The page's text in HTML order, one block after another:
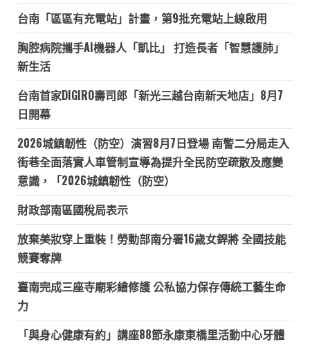
台南「區區有充電站」計畫，第9批充電站上線啟用
胸腔病院攜手AI機器人「凱比」 打造長者「智慧護肺」
新生活
台南首家DIGIRO壽司郎「新光三越台南新天地店」8月7
日開幕
2026城鎮韌性（防空）演習8月7日登場 南警二分局走入
街巷全面落實人車管制宣導為提升全民防空疏散及應變
意識，「2026城鎮韌性（防空）
財政部南區國稅局表示
放棄美妝穿上重裝！勞動部南分署16歲女銲將 全國技能
競賽奪牌
臺南完成三座寺廟彩繪修護 公私協力保存傳統工藝生命
力
「與身心健康有約」講座88節永康東橋里活動中心牙體